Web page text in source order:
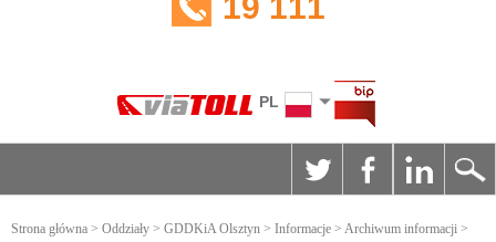
PL
Strona główna > Oddziały > GDDKiA Olsztyn > Informacje > Archiwum informacji >